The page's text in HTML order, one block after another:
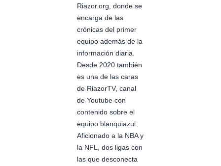
Riazor.org, donde se
encarga de las
crónicas del primer
equipo además de la
información diaria.
Desde 2020 también
es una de las caras
de RiazorTV, canal
de Youtube con
contenido sobre el
equipo blanquiazul.
Aficionado a la NBA y
la NFL, dos ligas con
las que desconecta